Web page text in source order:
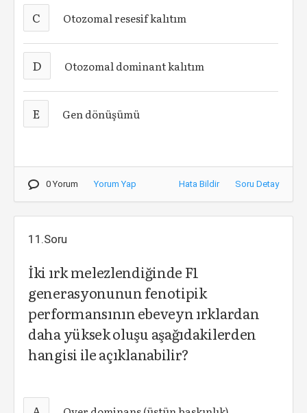
C Otozomal resesif kalıtım
D Otozomal dominant kalıtım
E Gen dönüşümü
0 Yorum Yorum Yap Hata Bildir Soru Detay
11.Soru
İki ırk melezlendiğinde F1
generasyonunun fenotipik
performansının ebeveyn ırklardan
daha yüksek oluşu aşağıdakilerden
hangisi ile açıklanabilir?